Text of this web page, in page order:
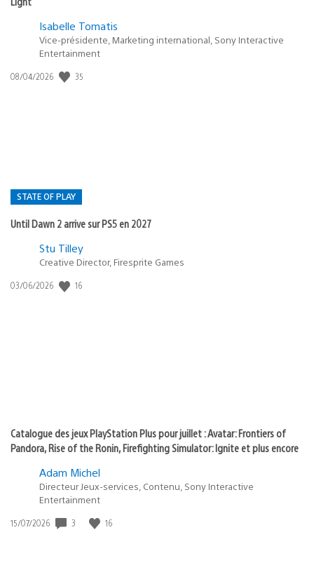
Isabelle Tomatis
Vice-présidente, Marketing international, Sony Interactive
Entertainment
Date
08/04/2026 35
STATE OF PLAY
Until Dawn 2 arrive sur PS5 en 2027
Postée
:
Stu Tilley
Creative Director, Firesprite Games
Date
03/06/2026 16
Catalogue des jeux PlayStation Plus pour juillet : Avatar: Frontiers of
Pandora, Rise of the Ronin, Firefighting Simulator: Ignite et plus encore
Adam Michel
Directeur Jeux-services, Contenu, Sony Interactive
Entertainment
Date
15/07/2026 3 16